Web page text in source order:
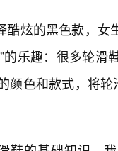
酷炫的黑色款，
的乐趣：很多轮
颜色和款式，将